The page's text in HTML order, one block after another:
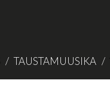
TAUSTAMUUSIKA